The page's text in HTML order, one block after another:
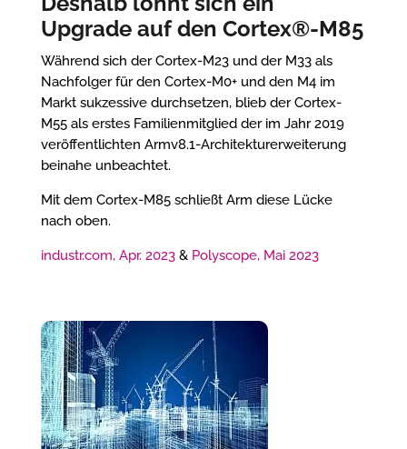
Upgrade auf den Cortex®-M85
Während sich der Cortex-M23 und der M33 als
Nachfolger für den Cortex-M0+ und den M4 im
Markt sukzessive durchsetzen, blieb der Cortex-
M55 als erstes Familienmitglied der im Jahr 2019
veröffentlichten Armv8.1-Architekturerweiterung
beinahe unbeachtet.
Mit dem Cortex-M85 schließt Arm diese Lücke
nach oben.
industr.com, Apr. 2023& Polyscope, Mai 2023